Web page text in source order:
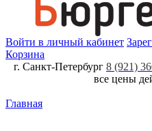
Войти в личный кабинет
Корзина
г. Санкт-Петербург 8 (921)
все цены
Главная